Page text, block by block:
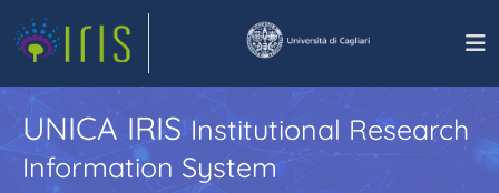
UNICA IRISInstitutional Research
Information System